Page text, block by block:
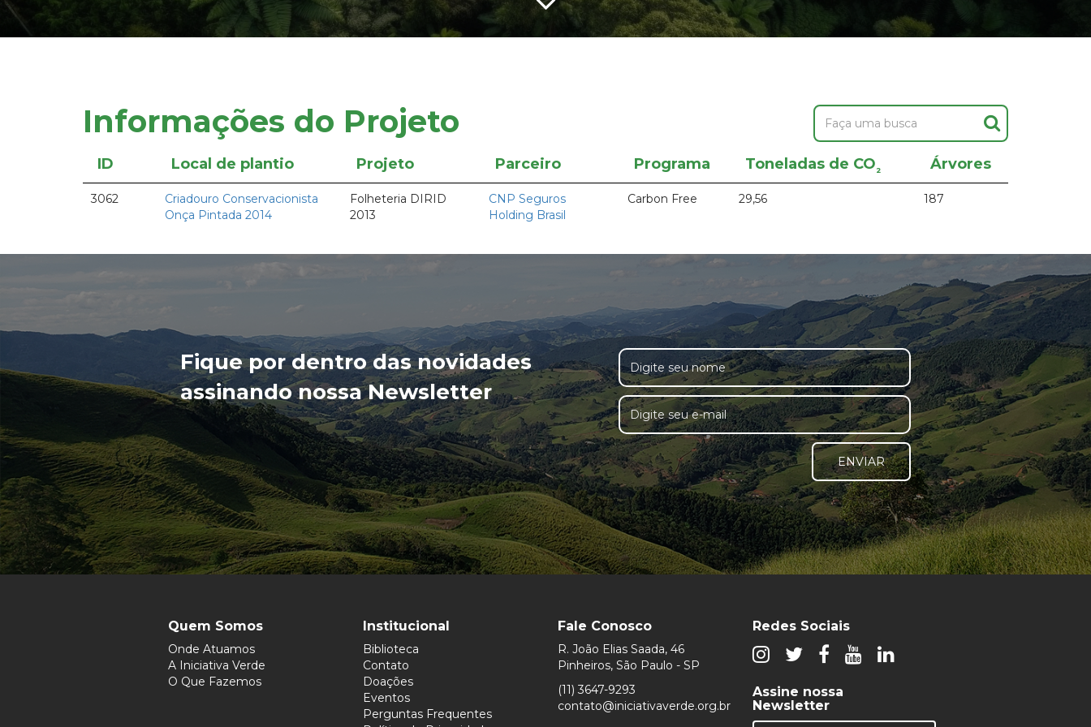
Informações do Projeto
ID Local de plantio Projeto Parceiro Programa Toneladas de CO² Árvores
3062
Criadouro Conservacionista
Onça Pintada 2014
Folheteria DIRID
2013
CNP Seguros
Holding Brasil
Carbon Free 29,56 187
Fique por dentro das novidades
assinando nossa Newsletter
ENVIAR
Quem Somos
Onde Atuamos
A Iniciativa Verde
O Que Fazemos
Institucional
Biblioteca
Contato
Doações
Eventos
Perguntas Frequentes
Fale Conosco
R. João Elias Saada, 46
Pinheiros, São Paulo - SP
(11) 3647-9293
contato@iniciativaverde.org.br
Redes Sociais
Assine nossa
Newsletter